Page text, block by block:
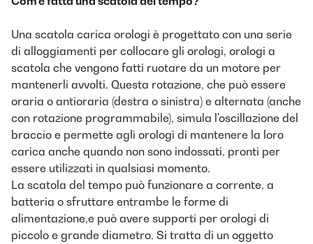
Una scatola carica orologi è progettato con una serie
di alloggiamenti per collocare gli orologi, orologi a
scatola che vengono fatti ruotare da un motore per
mantenerli avvolti. Questa rotazione, che può essere
oraria o antioraria (destra o sinistra) e alternata (anche
con rotazione programmabile), simula l'oscillazione del
braccio e permette agli orologi di mantenere la loro
carica anche quando non sono indossati, pronti per
essere utilizzati in qualsiasi momento.
La scatola del tempo può funzionare a corrente, a
batteria o sfruttare entrambe le forme di
alimentazione,e può avere supporti per orologi di
piccolo e grande diametro. Si tratta di un oggetto